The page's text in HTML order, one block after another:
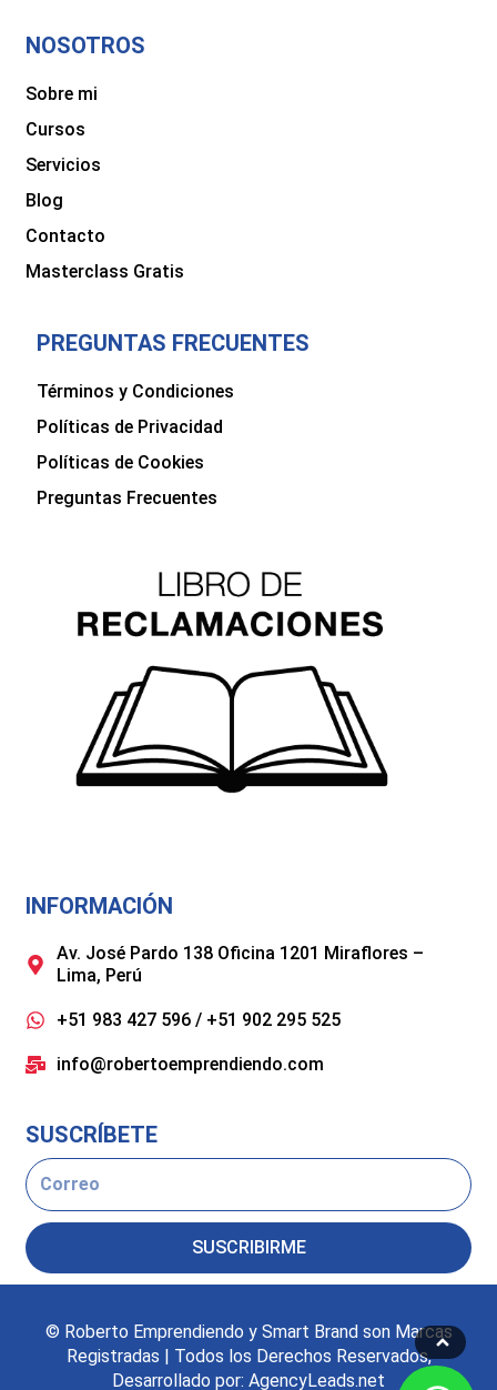
NOSOTROS
Sobre mi
Cursos
Servicios
Blog
Contacto
Masterclass Gratis
PREGUNTAS FRECUENTES
Términos y Condiciones
Políticas de Privacidad
Políticas de Cookies
Preguntas Frecuentes
INFORMACIÓN
Av. José Pardo 138 Oficina 1201 Miraflores –
Lima, Perú
+51 983 427 596 / +51 902 295 525
info@robertoemprendiendo.com
SUSCRÍBETE
Email
SUSCRIBIRME
© Roberto Emprendiendo y Smart Brand son Marcas
Registradas | Todos los Derechos Reservados,
Desarrollado por: AgencyLeads.net